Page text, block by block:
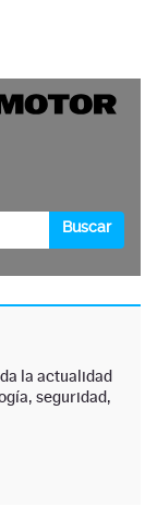
la actualidad
seguridad,